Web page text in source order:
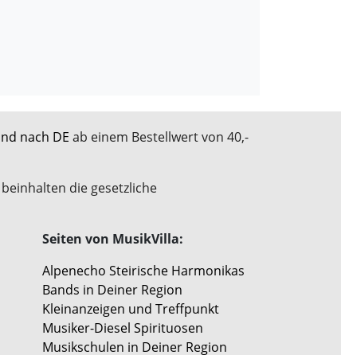
nach DE ab einem Bestellwert von 40,-
die gesetzliche
Seiten von MusikVilla:
Alpenecho Steirische Harmonikas
Bands in Deiner Region
Kleinanzeigen und Treffpunkt
Musiker-Diesel Spirituosen
Musikschulen in Deiner Region